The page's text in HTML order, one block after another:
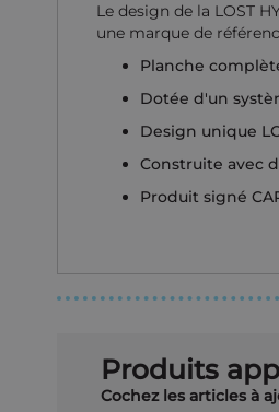
Le design de la LOST
une marque de
Planche
Dotée d'un
Design unique
Construite avec
Produit signé
Produits
Cochez les articles à